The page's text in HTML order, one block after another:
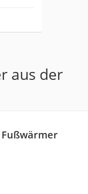
aus der
Fußwärmer